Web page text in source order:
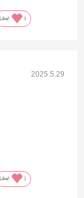
Like! 0
2025.5.29
Like! 1